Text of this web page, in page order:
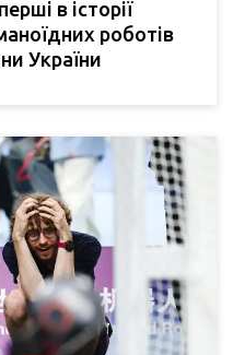
в історії
роботів
України